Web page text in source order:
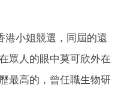
小姐競選，同屆的還
眾人的眼中莫可欣外在
最高的，曾任職生物研